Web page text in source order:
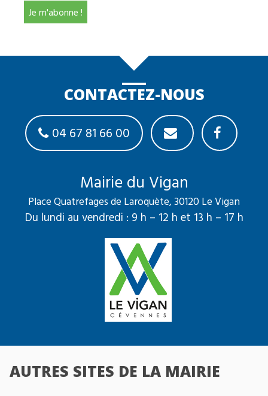
CONTACTEZ-NOUS
04 67 81 66 00
Mairie du Vigan
Place Quatrefages de Laroquète, 30120 Le Vigan
Du lundi au vendredi : 9 h – 12 h et 13 h – 17 h
AUTRES SITES DE LA MAIRIE